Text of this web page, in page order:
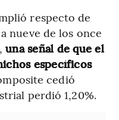
respecto de
nueve de los once
una señal de que el
específicos
cedió
perdió 1,20%.